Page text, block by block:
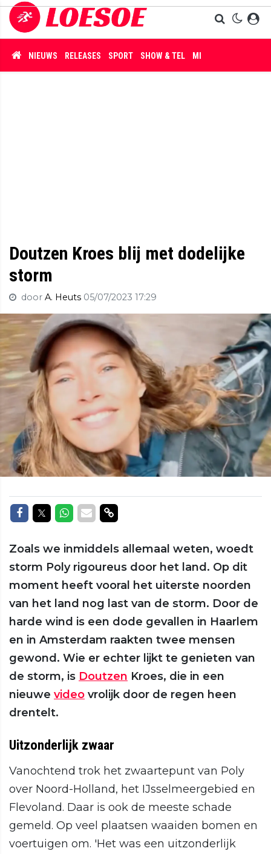
NIEUWS RELEASES SPORT SHOW & TEL MISDAAD
Doutzen Kroes blij met dodelijke
storm
door A. Heuts 05/07/2023 17:29
Delen op Facebook
Delen op Twitter
Delen op Whatsapp
Delen via Mail
Delen via link
Zoals we inmiddels allemaal weten, woedt
storm Poly rigoureus door het land. Op dit
moment heeft vooral het uiterste noorden
van het land nog last van de storm. Door de
harde wind is een dode gevallen in Haarlem
en in Amsterdam raakten twee mensen
gewond. Wie er echter lijkt te genieten van
de storm, is Doutzen Kroes, die in een
nieuwe video vrolijk door de regen heen
drentelt.
Uitzonderlijk zwaar
Vanochtend trok het zwaartepunt van Poly
over Noord-Holland, het IJsselmeergebied en
Flevoland. Daar is ook de meeste schade
gemeld. Op veel plaatsen waaiden bomen en
voertuigen om. 'Het was een uitzonderlijk